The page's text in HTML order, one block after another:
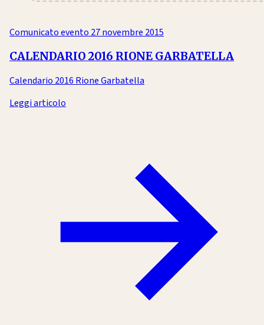
Comunicato evento 27 novembre 2015
CALENDARIO 2016 RIONE GARBATELLA
Calendario 2016 Rione Garbatella
Leggi articolo